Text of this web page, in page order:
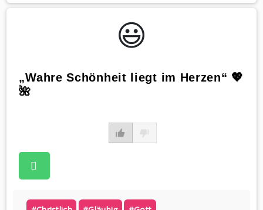
😃️
„Wahre Schönheit liegt im Herzen“ 💖
🌺